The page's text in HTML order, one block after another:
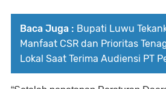
Baca Juga : Bupati Luwu
Manfaat CSR dan Prioritas
Lokal Saat Terima Audiensi PT